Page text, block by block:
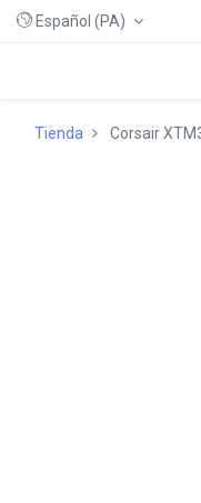
Español (PA)
Tienda Corsair